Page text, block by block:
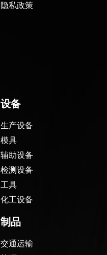
隐私政策
设备
生产设备
模具
辅助设备
检测设备
工具
化工设备
制品
交通运输